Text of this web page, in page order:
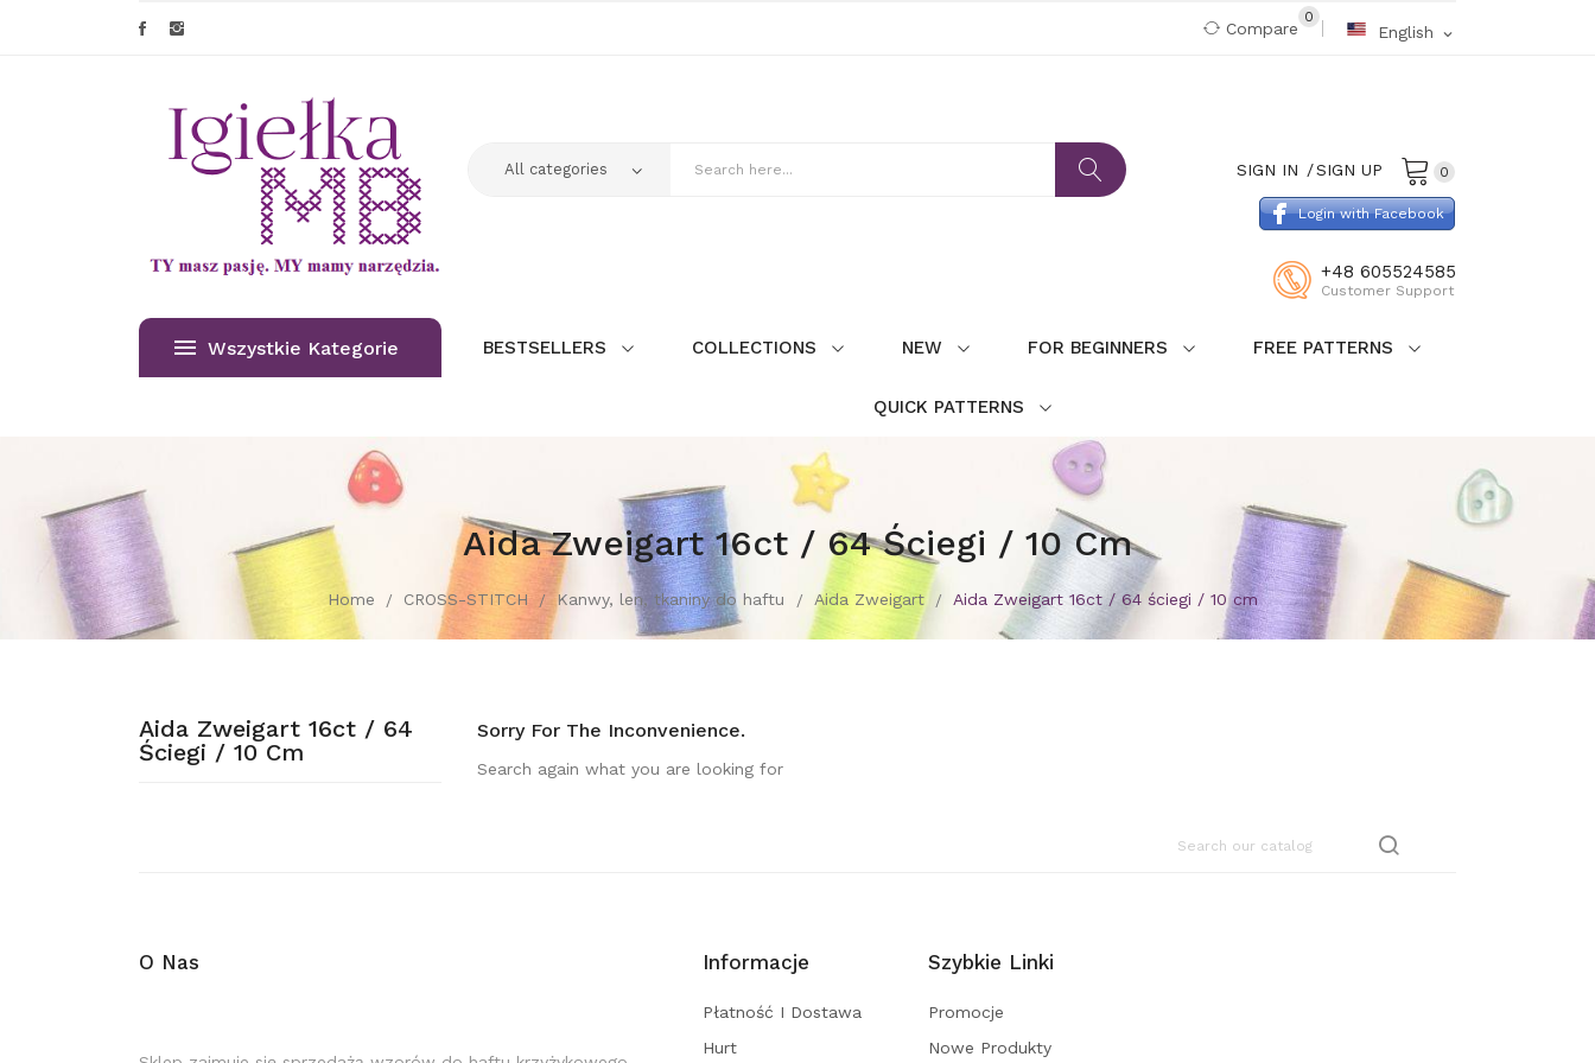
English expand_more
Compare
0
0
SIGN IN SIGN UP
+48 605524585
Customer Support
Login with Facebook
Wszystkie Kategorie BESTSELLERS COLLECTIONS NEW FOR BEGINNERS FREE PATTERNS
QUICK PATTERNS
Aida Zweigart 16ct / 64 Ściegi / 10 Cm
Home CROSS-STITCH Kanwy, len, tkaniny do haftu Aida Zweigart Aida Zweigart 16ct / 64 ściegi / 10 cm
Aida Zweigart 16ct / 64
Ściegi / 10 Cm
Sorry For The Inconvenience.
Search again what you are looking for
O Nas Informacje
Płatność I Dostawa
Hurt
Szybkie Linki
Promocje
Nowe Produkty